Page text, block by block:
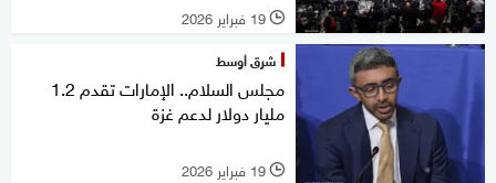
l 19 فبراير 2026
شرق أوسط
مجلس السلام.. الإمارات تقدم 1.2
مليار دولار لدعم غزة
l 19 فبراير 2026